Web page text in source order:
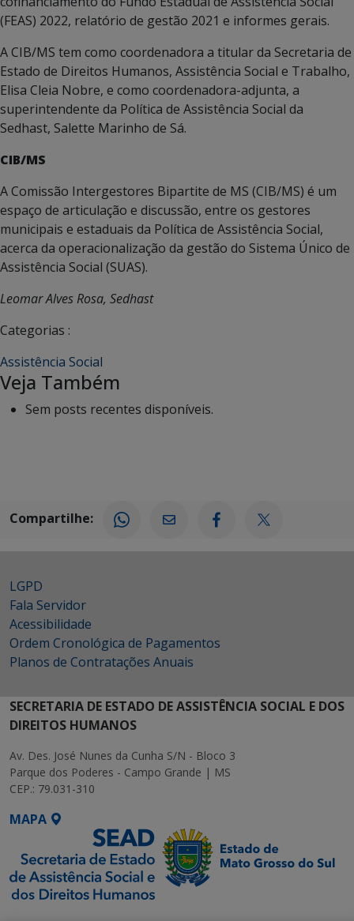
(FEAS) 2022, relatório de gestão 2021 e informes gerais.
A CIB/MS tem como coordenadora a titular da Secretaria de
Estado de Direitos Humanos, Assistência Social e Trabalho,
Elisa Cleia Nobre, e como coordenadora-adjunta, a
superintendente da Política de Assistência Social da
Sedhast, Salette Marinho de Sá.
CIB/MS
A Comissão Intergestores Bipartite de MS (CIB/MS) é um
espaço de articulação e discussão, entre os gestores
municipais e estaduais da Política de Assistência Social,
acerca da operacionalização da gestão do Sistema Único de
Assistência Social (SUAS).
Leomar Alves Rosa, Sedhast
Categorias :
Assistência Social
Veja Também
Sem posts recentes disponíveis.
Compartilhe:
LGPD
Fala Servidor
Acessibilidade
Ordem Cronológica de Pagamentos
Planos de Contratações Anuais
SECRETARIA DE ESTADO DE ASSISTÊNCIA SOCIAL E DOS
DIREITOS HUMANOS
Av. Des. José Nunes da Cunha S/N - Bloco 3
Parque dos Poderes - Campo Grande | MS
CEP.: 79.031-310
MAPA